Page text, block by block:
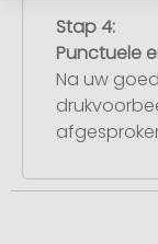
Stap 4:
Punctuele
Na uw